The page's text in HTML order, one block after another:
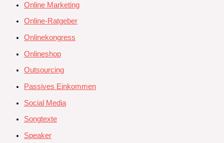
Online Marketing
Online-Ratgeber
Onlinekongress
Onlineshop
Outsourcing
Passives Einkommen
Social Media
Songtexte
Speaker